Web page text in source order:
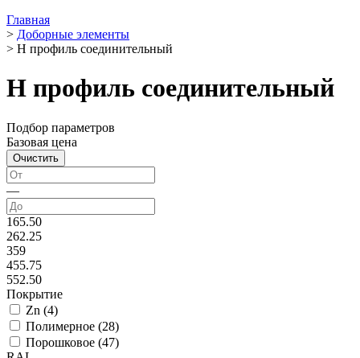
Главная
> Доборные элементы
> Н профиль соединительный
Н профиль соединительный
Подбор параметров
Базовая цена
—
165.50
262.25
359
455.75
552.50
Покрытие
Zn (4)
Полимерное (28)
Порошковое (47)